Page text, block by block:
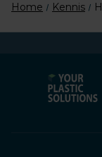
Home Kennis